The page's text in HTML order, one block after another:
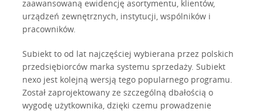
zaawansowaną ewidencję asortymentu, klientów,
urządzeń zewnętrznych, instytucji, wspólników i
pracowników.
Subiekt to od lat najczęściej wybierana przez polskich
przedsiębiorców marka systemu sprzedaży. Subiekt
nexo jest kolejną wersją tego popularnego programu.
Został zaprojektowany ze szczególną dbałością o
wygodę użytkownika, dzięki czemu prowadzenie